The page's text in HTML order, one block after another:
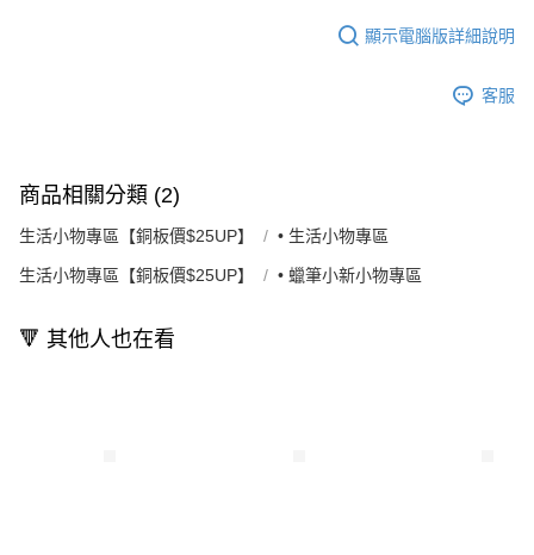
顯示電腦版詳細說明
客服
商品相關分類 (2)
生活小物專區【銅板價$25UP】 • 生活小物專區
生活小物專區【銅板價$25UP】 • 蠟筆小新小物專區
🔻 其他人也在看